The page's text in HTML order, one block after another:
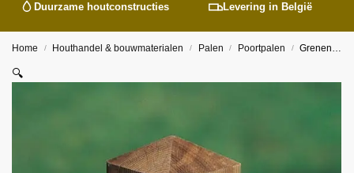
Duurzame houtconstructies
Levering in België
Home / Houthandel & bouwmaterialen / Palen / Poortpalen / Grenen poortpaal 9 x 9
🔍